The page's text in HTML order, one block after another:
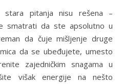
stara pitanja nisu rešena –
smatrati da ste apsolutno u
da čuje mišljenje druge
da se ubeđujete, umesto
zajedničkim snagama u
višak energije na nešto